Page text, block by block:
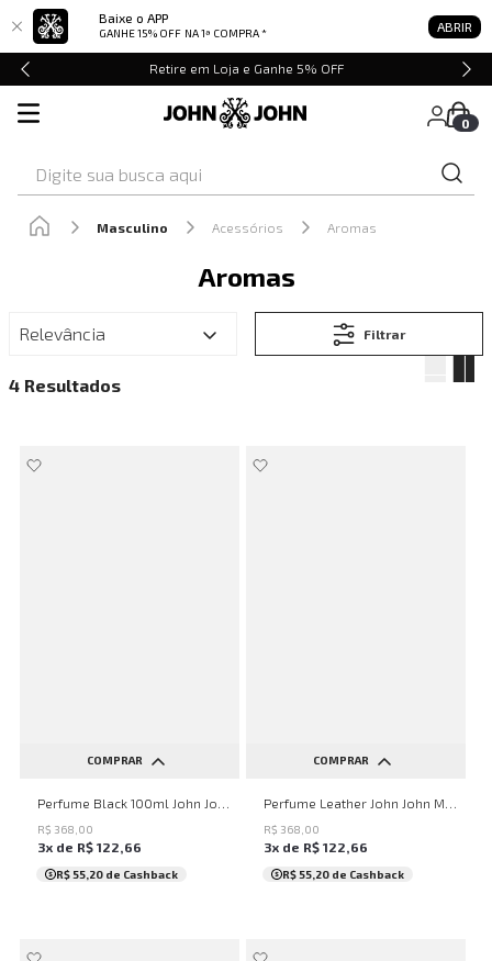
Baixe o APP
GANHE 15% OFF NA 1ª COMPRA * ABRIR
Retire em Loja e Ganhe 5% OFF
0
Masculino Acessórios Aromas
Aromas
Relevância Filtrar
4
COMPRAR
UN
R$ 368 00
3x de R$ 122 66
R$ 55,20 de Cashback
COMPRAR
UN
R$ 368 00
3x de R$ 122 66
R$ 55,20 de Cashback